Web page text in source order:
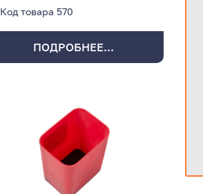
Код товара 570
ПОДРОБНЕЕ...